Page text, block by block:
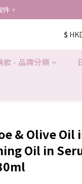
。
。
or SF locker pick
。
$
妝 - 品牌分類
& Olive Oil
Oil in